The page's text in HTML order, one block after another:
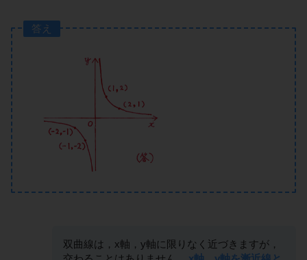
答え
双曲線は，x軸，y軸に限りなく近づきますが，